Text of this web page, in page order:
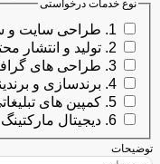
نوع خدمات درخواستی
1. طراحی سایت و سئو
2. تولید و انتشار محتوا
3. طراحی های گرافیکی
4. برندسازی و برندینگ
5. کمپین های تبلیغاتی
6. دیجیتال مارکتینگ
توضیحات